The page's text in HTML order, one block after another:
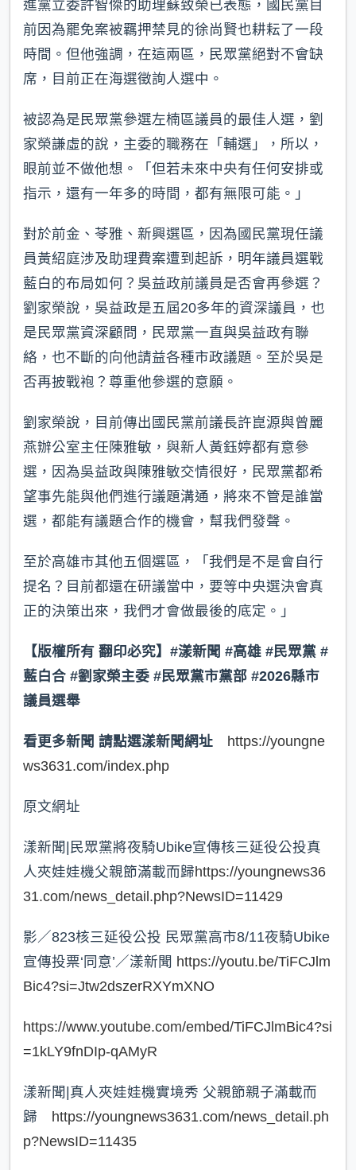
進黨立委許智傑的助理蘇致榮已表態，國民黨目
前因為罷免案被羈押禁見的徐尚賢也耕耘了一段
時間。但他強調，在這兩區，民眾黨絕對不會缺
席，目前正在海選徵詢人選中。
被認為是民眾黨參選左楠區議員的最佳人選，劉
家榮謙虛的說，主委的職務在「輔選」，所以，
眼前並不做他想。「但若未來中央有任何安排或
指示，還有一年多的時間，都有無限可能。」
對於前金、苓雅、新興選區，因為國民黨現任議
員黃紹庭涉及助理費案遭到起訴，明年議員選戰
藍白的布局如何？吳益政前議員是否會再參選？
劉家榮說，吳益政是五屆20多年的資深議員，也
是民眾黨資深顧問，民眾黨一直與吳益政有聯
絡，也不斷的向他請益各種市政議題。至於吳是
否再披戰袍？尊重他參選的意願。
劉家榮說，目前傳出國民黨前議長許崑源與曾麗
燕辦公室主任陳雅敏，與新人黃鈺婷都有意參
選，因為吳益政與陳雅敏交情很好，民眾黨都希
望事先能與他們進行議題溝通，將來不管是誰當
選，都能有議題合作的機會，幫我們發聲。
至於高雄市其他五個選區，「我們是不是會自行
提名？目前都還在研議當中，要等中央選決會真
正的決策出來，我們才會做最後的底定。」
【版權所有 翻印必究】#漾新聞 #高雄 #民眾黨 #
藍白合 #劉家榮主委 #民眾黨市黨部 #2026縣市
議員選舉
看更多新聞 請點選漾新聞網址 https://youngne
ws3631.com/index.php
原文網址
漾新聞|民眾黨將夜騎Ubike宣傳核三延役公投真
人夾娃娃機父親節滿載而歸https://youngnews36
31.com/news_detail.php?NewsID=11429
影／823核三延役公投 民眾黨高市8/11夜騎Ubike
宣傳投票‘同意’／漾新聞 https://youtu.be/TiFCJlm
Bic4?si=Jtw2dszerRXYmXNO
https://www.youtube.com/embed/TiFCJlmBic4?si
=1kLY9fnDIp-qAMyR
漾新聞|真人夾娃娃機實境秀 父親節親子滿載而
歸 https://youngnews3631.com/news_detail.ph
p?NewsID=11435